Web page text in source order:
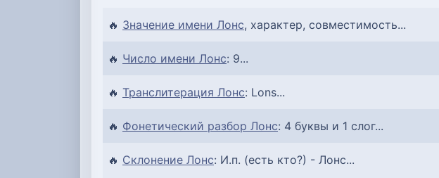
🔥 Значение имени Лонс, характер, совместимость...
🔥 Число имени Лонс: 9...
🔥 Транслитерация Лонс: Lons...
🔥 Фонетический разбор Лонс: 4 буквы и 1 слог...
🔥 Склонение Лонс: И.п. (есть кто?) - Лонс...